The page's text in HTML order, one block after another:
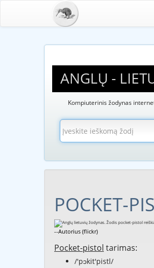
ANGLŲ -
Kompiuterinis žodynas
POCKET-
--Autorius (flickr)
Pocket-pistol tarimas:
/'pɔkit'pistl/